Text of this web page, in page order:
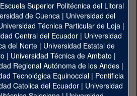
Escuela Superior Politécnica del Litoral
de Cuenca| Universidad del
Técnica Particular de Loja|
Central del Ecuador| Universidad
del Norte | Universidad Estatal de
| Universidad Técnica de Ambato |
Regional Autónoma de los Andes|
Tecnológica Equinoccial| Pontificia
Catolica del Ecuador | Universidad